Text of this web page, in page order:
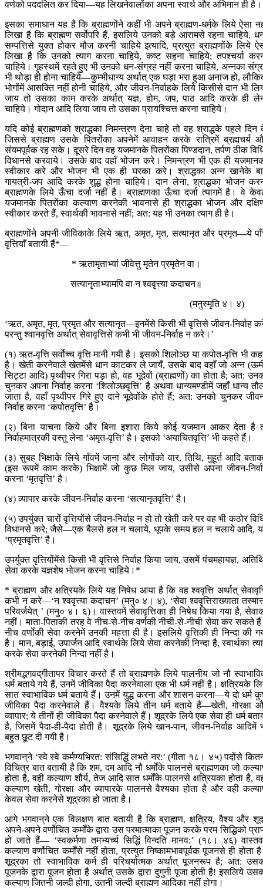
वर्णको पददलित कर दिया—यह लिखनेवालोंका अपना स्वार्थ और अभिमान ही है।
इसका समाधान यह है कि ब्राह्मणोंने कहीं भी अपने ब्राह्मण-धर्मके लिये ऐसा
लिखा है कि ब्राह्मण सर्वोपरि हैं, इसलिये उनको बड़े आरामसे रहना चाहिये,
सम्पत्तिसे युक्त होकर मौज करनी चाहिये इत्यादि, प्रत्युत ब्राह्मणोंके लिये
लिखा है कि उनको त्याग करना चाहिये, कष्ट सहना चाहिये; तपश्चर्या
चाहिये। गृहस्थमें रहते हुए भी उनको धन-संग्रह नहीं करना चाहिये, अन्नका
भी थोड़ा ही होना चाहिये—कुम्भीधान्य अर्थात् एक घड़ा भरा हुआ अनाज हो,
भोगोंमें आसक्ति नहीं होनी चाहिये, और जीवन-निर्वाहके लिये किसीसे दान भी
जाय तो उसका काम करके अर्थात् यज्ञ, होम, जप, पाठ आदि करके ही
चाहिये। गोदान आदि लिया जाय तो उसका प्रायश्चित्त करना चाहिये।
यदि कोई ब्राह्मणको श्राद्धका निमन्त्रण देना चाहे तो वह श्राद्धके पहले दिन
जिससे ब्राह्मण उसके पितरोंका अपनेमें आवाहन करके रात्रिमें ब्रह्मचर्य
संयमपूर्वक रह सके। दूसरे दिन वह यजमानके पितरोंका पिण्डदान, तर्पण ठीक
विधानसे करवाये। उसके बाद वहाँ भोजन करे। निमन्त्रण भी एक ही
स्वीकार करे और भोजन भी एक ही घरका करे। श्राद्धका अन्न खानेके
गायत्री-जप आदि करके शुद्ध होना चाहिये। दान लेना, श्राद्धका भोजन
ब्राह्मणके लिये ऊँचा दर्जा नहीं है। ब्राह्मणका ऊँचा दर्जा त्यागमें है। वे
यजमानके पितरोंका कल्याण करनेकी भावनासे ही श्राद्धका भोजन और
स्वीकार करते हैं, स्वार्थकी भावनासे नहीं; अत: यह भी उनका त्याग ही है।
ब्राह्मणोंने अपनी जीविकाके लिये ऋत, अमृत, मृत, सत्यानृत और प्रमृत—ये
वृत्तियाँ बतायी हैं*—
* ऋतामृताभ्यां जीवेत्तु मृतेन प्रमृतेन वा।
सत्यानृताभ्यामपि वा न श्ववृत्त्या कदाचन॥
(मनुस्मृति ४। ४)
‘ऋत, अमृत, मृत, प्रमृत और सत्यानृत—इनमेंसे किसी भी वृत्तिसे जीवन-निर्वाह
परन्तु श्वानवृत्ति अर्थात् सेवावृत्तिसे कभी भी जीवन-निर्वाह न करे।’
(१) ऋत-वृत्ति सर्वोच्च वृत्ति मानी गयी है। इसको शिलोञ्छ या कपोत-वृत्ति भी
है। खेती करनेवाले खेतमेंसे धान काटकर ले जायँ, उसके बाद वहाँ जो अन्न
सिट्टा आदि) पृथ्वीपर गिरा पड़ा हो, वह भूदेवों (ब्राह्मणों) का होता है; अत:
चुनकर अपना निर्वाह करना ‘शिलोञ्छवृत्ति’ है अथवा धान्यमण्डीमें जहाँ धान्य
जाता है, वहाँ पृथ्वीपर गिरे हुए दाने भूदेवोंके होते हैं; अत: उनको चुनकर
निर्वाह करना ‘कपोतवृत्ति’ है।
(२) बिना याचना किये और बिना इशारा किये कोई यजमान आकर देता है
निर्वाहमात्रकी वस्तु लेना ‘अमृत-वृत्ति’ है। इसको ‘अयाचितवृत्ति’ भी कहते हैं।
(३) सुबह भिक्षाके लिये गाँवमें जाना और लोगोंको वार, तिथि, मुहूर्त आदि
(इस रूपमें काम करके) भिक्षामें जो कुछ मिल जाय, उसीसे अपना जीवन-
करना ‘मृतवृत्ति’ है।
(४) व्यापार करके जीवन-निर्वाह करना ‘सत्यानृतवृत्ति’ है।
(५) उपर्युक्त चारों वृत्तियोंसे जीवन-निर्वाह न हो तो खेती करे पर वह भी कठोर
विधानसे करे; जैसे—एक बैलसे हल न चलाये, धूपके समय हल न चलाये आदि,
‘प्रमृतवृत्ति’ है।
उपर्युक्त वृत्तियोंमेंसे किसी भी वृत्तिसे निर्वाह किया जाय, उसमें पंचमहायज्ञ,
सेवा करके यज्ञशेष भोजन करना चाहिये।*
* ब्राह्मण और क्षत्रियके लिये यह निषेध आया है कि वह श्ववृत्ति अर्थात्
कभी न करे—‘न श्ववृत्त्या कदाचन’ (मनु० ४। ४), ‘सेवा श्ववृत्तिराख्याता
परिवर्जयेत् ’ (मनु० ४। ६)। वास्तवमें सेवावृत्तिका ही निषेध किया गया है,
नहीं। माता-पिताकी तरह वे नीच-से-नीच वर्णकी नीची-से-नीची सेवा कर सकते
नीच वर्णोंकी सेवा करनेमें उनकी महत्ता ही है। इसलिये वृत्तिकी ही निन्दा की
है। मान, बड़ाई, उपार्जन आदि स्वार्थके लिये सेवा करनेकी निन्दा है, स्वार्थका
करके सेवा करनेकी निन्दा नहीं है।
श्रीमद्भगवद‍्गीतापर विचार करते हैं तो ब्राह्मणके लिये पालनीय जो नौ
धर्म बताये गये हैं, उनमें जीविका पैदा करनेवाला एक भी धर्म नहीं है। क्षत्रियके
सात स्वाभाविक धर्म बताये हैं। उनमें युद्ध करना और शासन करना—ये दो धर्म
जीविका पैदा करनेवाले हैं। वैश्यके लिये तीन धर्म बताये हैं—खेती, गोरक्षा
व्यापार; ये तीनों ही जीविका पैदा करनेवाले हैं। शूद्रके लिये एक सेवा ही धर्म
है, जिसमें पैदा-ही-पैदा होती है। शूद्रके लिये खान-पान, जीवन-निर्वाह आदिमें
बहुत छूट दी गयी है।
भगवान‍्ने ‘स्वे स्वे कर्मण्यभिरत: संसिद्धिं लभते नर:’ (गीता १८। ४५) पदोंसे
विचित्र बात बतायी है कि शम, दम आदि नौ धर्मोंके पालनसे ब्राह्मणका जो
होता है, वही कल्याण शौर्य, तेज आदि सात धर्मोंके पालनसे क्षत्रियका होता है,
कल्याण खेती, गोरक्षा और व्यापारके पालनसे वैश्यका होता है और वही
केवल सेवा करनेसे शूद्रका हो जाता है।
आगे भगवान‍्ने एक विलक्षण बात बतायी है कि ब्राह्मण, क्षत्रिय, वैश्य और
अपने-अपने वर्णोचित कर्मोंके द्वारा उस परमात्माका पूजन करके परम सिद्धिको
हो जाते हैं— ‘स्वकर्मणा तमभ्यर्च्य सिद्धिं विन्दति मानव:’ (१८। ४६)
कल्याण वर्णोचित कर्मोंसे नहीं होता, प्रत्युत निष्कामभावपूर्वक पूजनसे ही होता
शूद्रका तो स्वाभाविक कर्म ही परिचर्यात्मक अर्थात् पूजनरूप है; अत:
पूजनके द्वारा पूजन होता है अर्थात् उसके द्वारा दुगुनी पूजा होती है! इसलिये
कल्याण जितनी जल्दी होगा, उतनी जल्दी ब्राह्मण आदिका नहीं होगा।